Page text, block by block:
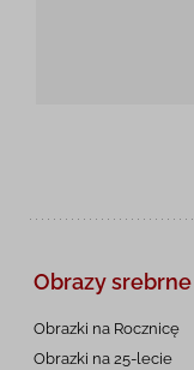
Obrazy srebrne
Obrazki na Rocznicę
Obrazki na 25-lecie